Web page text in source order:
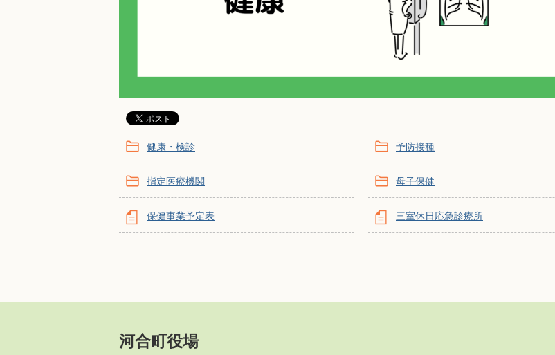
健康・検診 予防接種
指定医療機関 母子保健
保健事業予定表 三室休日応急診療所
河合町役場